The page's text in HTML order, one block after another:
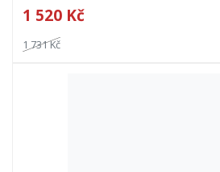
1 520 Kč
1 731 Kč